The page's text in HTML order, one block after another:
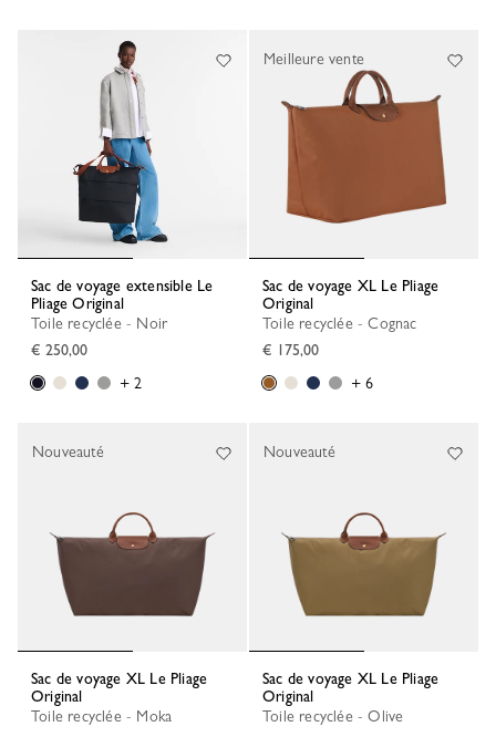
Sac de voyage extensible Le
Pliage Original
Toile recyclée - Noir
€ 250,00
+ 2
Sac de voyage XL Le Pliage
Original
Toile recyclée - Cognac
€ 175,00
+ 6
Meilleure vente
Sac de voyage XL Le Pliage
Original
Toile recyclée - Moka
Nouveauté
Sac de voyage XL Le Pliage
Original
Toile recyclée - Olive
Nouveauté